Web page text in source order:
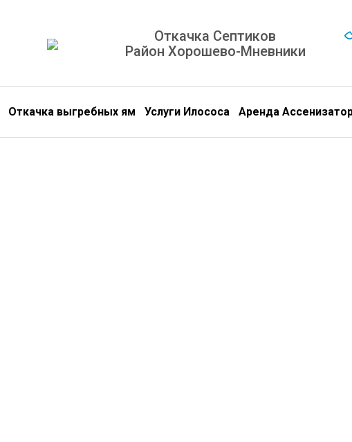
Откачка Септиков
Район Хорошево-Мневники
Откачка выгребных ям Услуги Илососа Аренда